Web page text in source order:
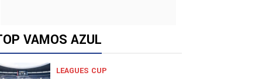
VAMOS AZUL
LEAGUES CUP